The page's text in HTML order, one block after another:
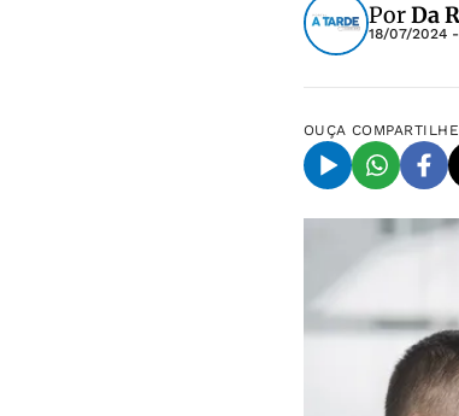
PorDa
18/07/2024
OUÇA COMPARTILHE